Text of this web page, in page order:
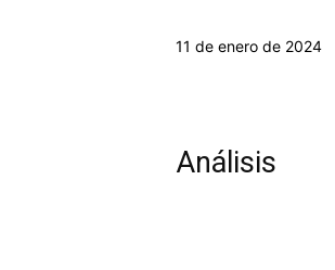
11 de enero de 2024
Análisis